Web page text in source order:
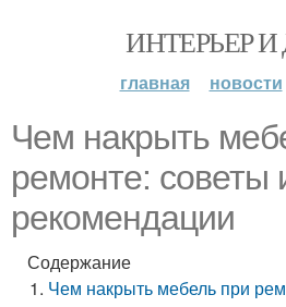
ИНТЕРЬЕР И
главная новости
Чем накрыть
ремонте: советы
рекомендации
Содержание
Чем накрыть мебель при